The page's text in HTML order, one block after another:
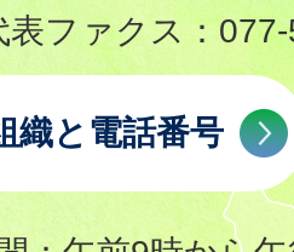
表ファクス：
織と電話番号